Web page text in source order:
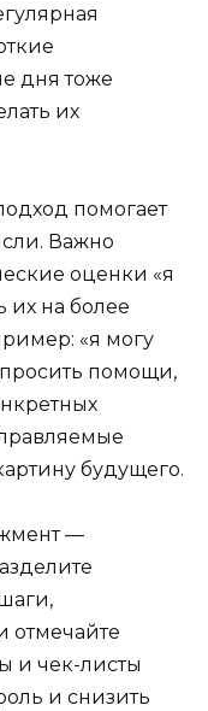
дня тоже
их
помогает
Важно
оценки «я
их на более
«я могу
помощи,
будущего.
—
отмечайте
и чек-листы
и снизить